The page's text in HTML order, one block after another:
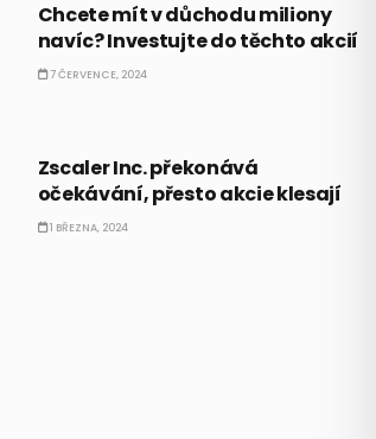
Chcete mít v důchodu miliony
navíc? Investujte do těchto akcií
7 ČERVENCE, 2024
Zscaler Inc. překonává
očekávání, přesto akcie klesají
1 BŘEZNA, 2024